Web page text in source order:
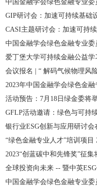
中国金融学会绿色金融专业委
GIP研讨会：加速可持续基础
CASI主题研讨会：加速可持
中国金融学会绿色金融专业委
爱丁堡大学可持续金融公益学
会议报名 | “ 解码气候物理风
2023年中国金融学会绿色金
活动预告：7月18日绿金委将
GFLP活动邀请：绿色与可持
银行业ESG创新与应用研讨会
“绿色金融专业人才”培训项目
2023“创蓝碳中和先锋奖”征集
全球投资向未来 -- 暨中英
中国金融学会绿色金融专业委